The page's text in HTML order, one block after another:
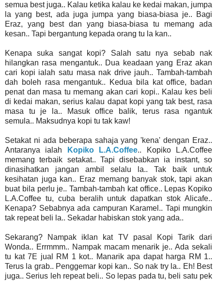
semua best juga.. Kalau ketika kalau ke kedai makan, jumpa
la yang best, ada juga jumpa yang biasa-biasa je.. Bagi
Eraz, yang best dan yang biasa-biasa tu memang ada
kesan.. Tapi bergantung kepada orang tu la kan..
Kenapa suka sangat kopi? Salah satu nya sebab nak
hilangkan rasa mengantuk.. Dua keadaan yang Eraz akan
cari kopi ialah satu masa nak drive jauh.. Tambah-tambah
dah boleh rasa mengantuk.. Kedua bila kat office, badan
penat dan masa tu memang akan cari kopi.. Kalau kes beli
di kedai makan, serius kalau dapat kopi yang tak best, rasa
masa tu je la.. Masuk office balik, terus rasa ngantuk
semula.. Maksudnya kopi tu tak kaw!
Setakat ni ada beberapa sahaja yang 'kena' dengan Eraz..
Antaranya ialah
Kopiko L.A.Coffee.. Kopiko L.A.Coffee
memang terbaik setakat.. Tapi disebabkan ia instant, so
dinasihatkan jangan ambil selalu la.. Tak baik untuk
kesihatan juga kan.. Eraz memang banyak stok, tapi akan
buat bila perlu je.. Tambah-tambah kat office.. Lepas Kopiko
L.A.Coffee tu, cuba beralih untuk dapatkan stok Alicafe..
Kenapa? Sebabnya ada campuran Karamel.. Tapi mungkin
tak repeat beli la.. Sekadar habiskan stok yang ada..
Sekarang? Nampak iklan kat TV pasal Kopi Tarik dari
Wonda.. Errmmm.. Nampak macam menarik je.. Ada sekali
tu kat 7E jual RM 1 kot.. Manarik apa dapat harga RM 1..
Terus la grab.. Penggemar kopi kan.. So nak try la.. Eh! Best
juga.. Serius leh repeat beli.. So lepas pada tu, beli satu pek